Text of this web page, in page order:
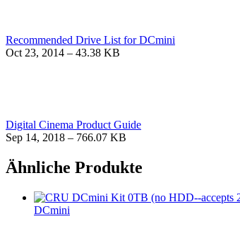
Recommended Drive List for DCmini
Oct 23, 2014 – 43.38 KB
Digital Cinema Product Guide
Sep 14, 2018 – 766.07 KB
Ähnliche Produkte
DCmini